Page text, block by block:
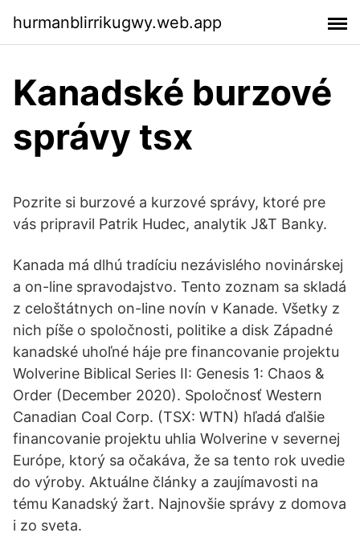
hurmanblirrikugwy.web.app
Kanadské burzové
správy tsx
Pozrite si burzové a kurzové správy, ktoré pre
vás pripravil Patrik Hudec, analytik J&T Banky.
Kanada má dlhú tradíciu nezávislého novinárskej
a on-line spravodajstvo. Tento zoznam sa skladá
z celoštátnych on-line novín v Kanade. Všetky z
nich píše o spoločnosti, politike a disk Západné
kanadské uhoľné háje pre financovanie projektu
Wolverine Biblical Series II: Genesis 1: Chaos &
Order (December 2020). Spoločnosť Western
Canadian Coal Corp. (TSX: WTN) hľadá ďalšie
financovanie projektu uhlia Wolverine v severnej
Európe, ktorý sa očakáva, že sa tento rok uvedie
do výroby. Aktuálne články a zaujímavosti na
tému Kanadský žart. Najnovšie správy z domova
i zo sveta.